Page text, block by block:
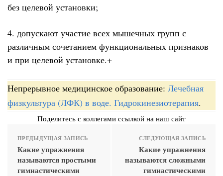
без целевой установки;
4. допускают участие всех мышечных групп с
различным сочетанием функциональных признаков
и при целевой установке.+
Непрерывное медицинское образование: Лечебная
физкультура (ЛФК) в воде. Гидрокинезиотерапия.
Поделитесь с коллегами ссылкой на наш сайт
ПРЕДЫДУЩАЯ ЗАПИСЬ
Какие упражнения
называются простыми
гимнастическими
СЛЕДУЮЩАЯ ЗАПИСЬ
Какие упражнения
называются сложными
гимнастическими